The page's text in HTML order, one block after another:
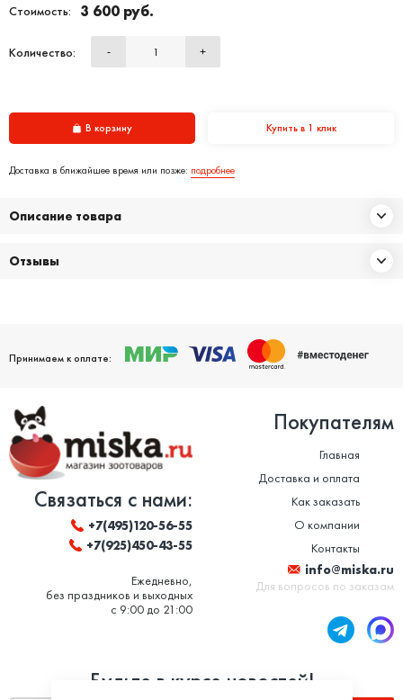
Стоимость: 3 600 руб.
Количество: - +
В корзину Купить в 1 клик
Доставка в ближайшее время или позже: подробнее
Описание товара
Отзывы
Принимаем к оплате:
Связаться с нами:
+7(495)120-56-55
+7(925)450-43-55
Ежедневно,
без праздников и выходных
с 9:00 до 21:00
Покупателям
Главная
Доставка и оплата
Как заказать
О компании
Контакты
info@miska.ru
Для вопросов по заказам
Будьте в курсе новостей!